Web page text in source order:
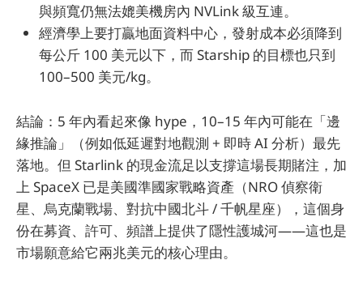
與頻寬仍無法媲美機房內 NVLink 級互連。
經濟學上要打贏地面資料中心，發射成本必須降到
每公斤 100 美元以下，而 Starship 的目標也只到
100–500 美元/kg。
結論：5 年內看起來像 hype，10–15 年內可能在「邊
緣推論」（例如低延遲對地觀測 + 即時 AI 分析）最先
落地。但 Starlink 的現金流足以支撐這場長期賭注，加
上 SpaceX 已是美國準國家戰略資產（NRO 偵察衛
星、烏克蘭戰場、對抗中國北斗 / 千帆星座），這個身
份在募資、許可、頻譜上提供了隱性護城河——這也是
市場願意給它兩兆美元的核心理由。